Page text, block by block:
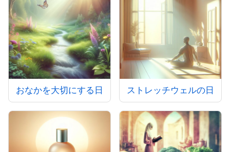
おなかを大切にする日 ストレッチウェルの日